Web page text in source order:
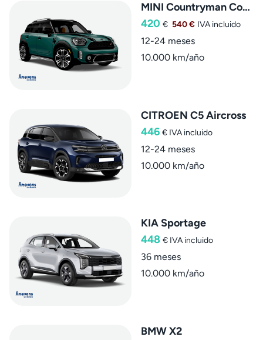
MINI Countryman Cooper S E ALL4
420 € 540 € IVA incluido
12-24 meses
10.000 km/año
CITROEN C5 Aircross
446 € IVA incluido
12-24 meses
10.000 km/año
KIA Sportage
448 € IVA incluido
36 meses
10.000 km/año
BMW X2